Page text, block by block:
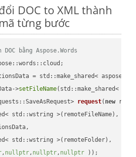
DOC to XML thành
từng bước
bằng Aspose.Words
= std::make_shared<
>setFileName(std::make_shared<
request( new
std::wstring >(remoteFileName),
std::wstring >(remoteFolder),
, nullptr, nullptr, nullptr ))